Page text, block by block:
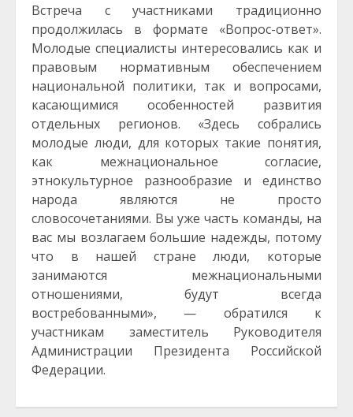
Встреча с участниками традиционно
продолжилась в формате «Вопрос-ответ».
Молодые специалисты интересовались как и
правовым нормативным обеспечением
национальной политики, так и вопросами,
касающимися особенностей развития
отдельных регионов. «Здесь собрались
молодые люди, для которых такие понятия,
как межнациональное согласие,
этнокультурное разнообразие и единство
народа являются не просто
словосочетаниями. Вы уже часть команды, на
вас мы возлагаем большие надежды, потому
что в нашей стране люди, которые
занимаются межнациональными
отношениями, будут всегда
востребованными», — обратился к
участникам заместитель Руководителя
Администрации Президента Российской
Федерации.